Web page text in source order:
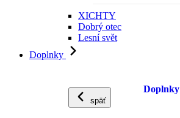
XICHTY
Dobrý otec
Lesní svět
Doplnky
späť
Doplnky